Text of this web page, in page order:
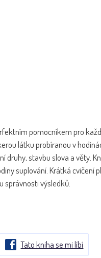
pomocníkem pro
látku probíranou v
druhy, stavbu slova a věty.
suplování. Krátká cvičení
správnosti výsledků.
Tato kniha se mi líbí